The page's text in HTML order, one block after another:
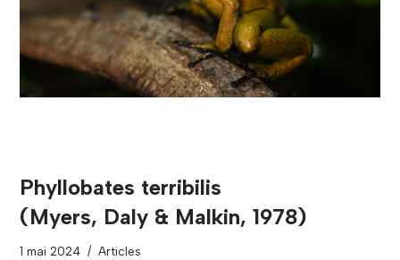
Phyllobates terribilis
(Myers, Daly & Malkin, 1978)
1 mai 2024 Articles